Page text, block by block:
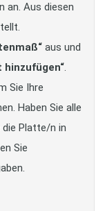
an. Aus diesen
aus und
hinzufügen“.
Sie Ihre
Haben Sie alle
die Platte/n in
Sie